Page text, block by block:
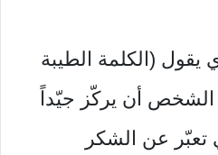
يقول (الكلمة الطيبة
أن يركّز جيّداً
تعبّر عن الشكر